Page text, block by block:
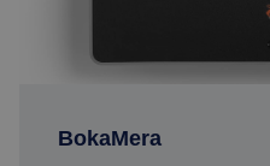
BokaMera